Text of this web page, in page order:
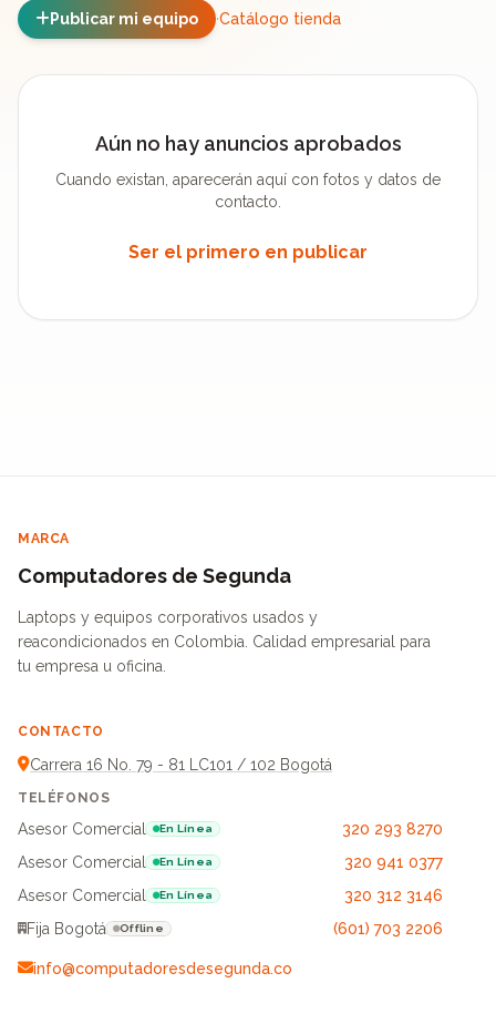
Publicar mi equipo ·Catálogo tienda
Aún no hay anuncios aprobados
Cuando existan, aparecerán aquí con fotos y datos de
contacto.
Ser el primero en publicar
MARCA
Computadores de Segunda
Laptops y equipos corporativos usados y
reacondicionados en Colombia. Calidad empresarial para
tu empresa u oficina.
CONTACTO
Carrera 16 No. 79 - 81 LC101 / 102 Bogotá
TELÉFONOS
Asesor Comercial En Línea
320 293 8270
Asesor Comercial
En Línea
320 941 0377
Asesor Comercial
En Línea
320 312 3146
Fija Bogotá
Offline (601) 703 2206
info@computadoresdesegunda.co